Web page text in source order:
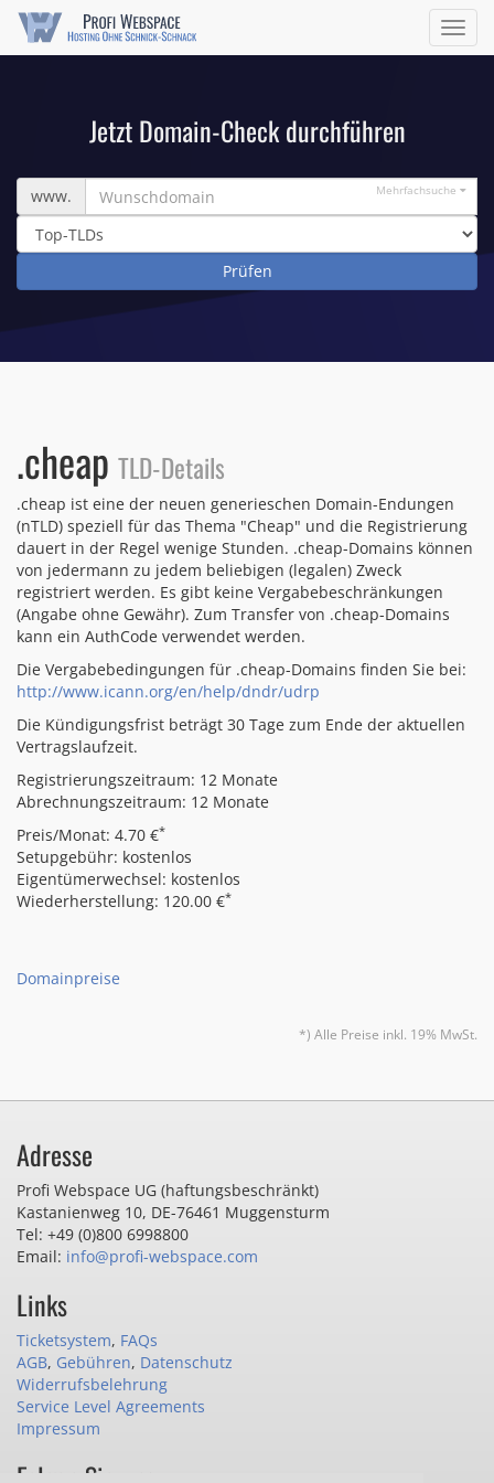
ein/
Jetzt Domain-Check durchführen
Wunschdomain
www. Mehrfachsuche
.cheap TLD-Details
.cheap ist eine der neuen generieschen Domain-Endungen
(nTLD) speziell für das Thema "Cheap" und die Registrierung
dauert in der Regel wenige Stunden. .cheap-Domains können
von jedermann zu jedem beliebigen (legalen) Zweck
registriert werden. Es gibt keine Vergabebeschränkungen
(Angabe ohne Gewähr). Zum Transfer von .cheap-Domains
kann ein AuthCode verwendet werden.
Die Vergabebedingungen für .cheap-Domains finden Sie bei:
http://www.icann.org/en/help/dndr/udrp
Die Kündigungsfrist beträgt 30 Tage zum Ende der aktuellen
Vertragslaufzeit.
Registrierungszeitraum: 12 Monate
Abrechnungszeitraum: 12 Monate
Preis/Monat: 4.70 €*
Setupgebühr: kostenlos
Eigentümerwechsel: kostenlos
Wiederherstellung: 120.00 €*
Domainpreise
*) Alle Preise inkl. 19% MwSt.
Adresse
Profi Webspace UG (haftungsbeschränkt)
Kastanienweg 10, DE-76461 Muggensturm
Tel: +49 (0)800 6998800
Email: info@profi-webspace.com
Links
Ticketsystem, FAQs
AGB, Gebühren, Datenschutz
Widerrufsbelehrung
Service Level Agreements
Impressum